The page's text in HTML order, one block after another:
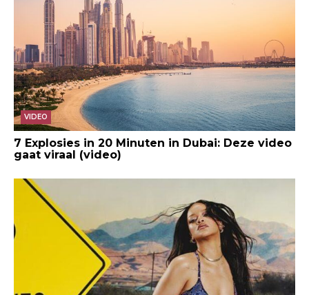
VIDEO
7 Explosies in 20 Minuten in Dubai: Deze video
gaat viraal (video)